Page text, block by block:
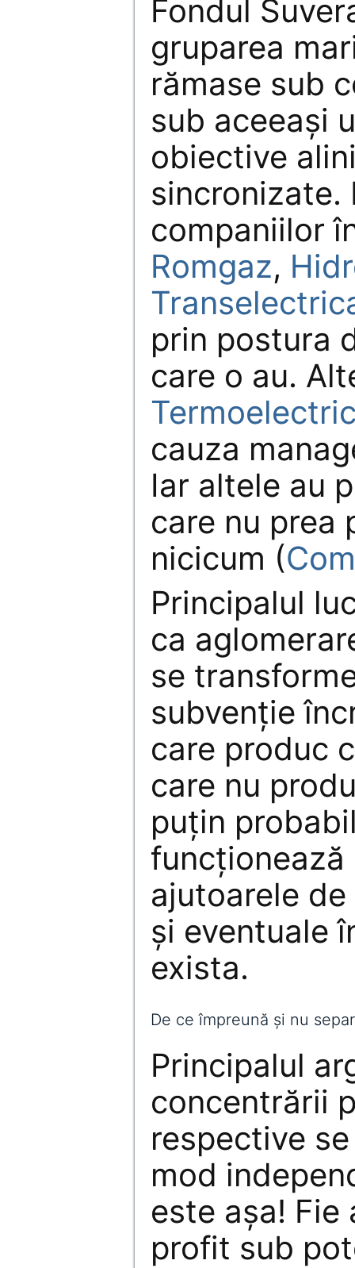
Fondul
gruparea
rămase sub
sub aceeași
obiective
companiilor
Romgaz,
prin postura
care o au.
cauza
Iar altele au
care nu prea
nicicum (
Principalul
ca
se
subvenție
care produc
care nu
puțin
ajutoarele
și eventuale
exista.
De ce împreună și nu
Principalul
concentrării
respective
mod
este așa! Fie
profit sub